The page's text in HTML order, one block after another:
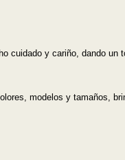
cuidado y cariño, dando un
modelos y tamaños,